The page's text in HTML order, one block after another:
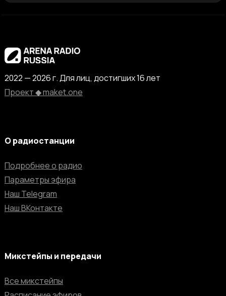
2022 — 2026 г. Для лиц, достигших 16 лет
Проект ◆ maket.one
О радиостанции
Подробнее о радио
Параметры эфира
Наш Telegram
Наш ВКонтакте
Микстейпы и передачи
Все микстейпы